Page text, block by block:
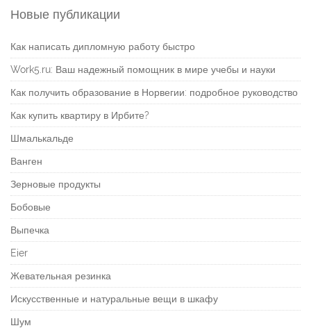
Новые публикации
Как написать дипломную работу быстро
Work5.ru: Ваш надежный помощник в мире учебы и науки
Как получить образование в Норвегии: подробное руководство
Как купить квартиру в Ирбите?
Шмалькальде
Ванген
Зерновые продукты
Бобовые
Выпечка
Eier
Жевательная резинка
Искусственные и натуральные вещи в шкафу
Шум